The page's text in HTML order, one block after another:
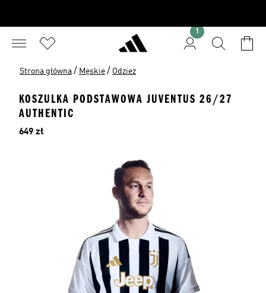
Strona główna / Męskie / Odzież
KOSZULKA PODSTAWOWA JUVENTUS 26/27
AUTHENTIC
Cena
649 zł